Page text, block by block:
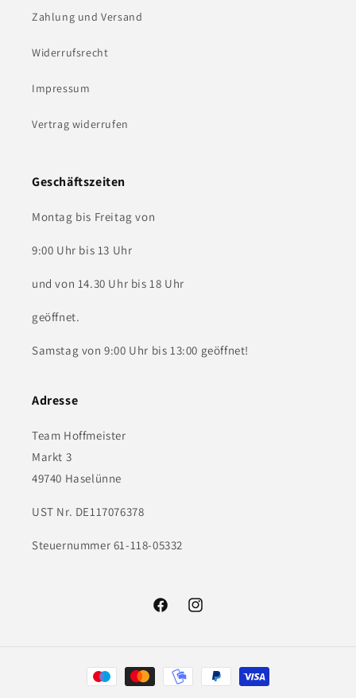
Zahlung und Versand
Widerrufsrecht
Impressum
Vertrag widerrufen
Geschäftszeiten
Montag bis Freitag von
9:00 Uhr bis 13 Uhr
und von 14.30 Uhr bis 18 Uhr
geöffnet.
Samstag von 9:00 Uhr bis 13:00 geöffnet!
Adresse
Team Hoffmeister
Markt 3
49740 Haselünne
UST Nr. DE117076378
Steuernummer 61-118-05332
FacebookInstagram
Zahlungsmethoden